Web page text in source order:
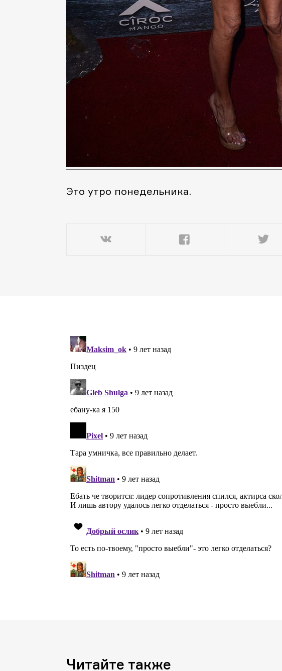
Это утро понедельника.
Читайте также